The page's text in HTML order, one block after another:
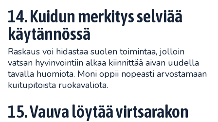
14. Kuidun merkitys selviää
käytännössä
Raskaus voi hidastaa suolen toimintaa, jolloin
vatsan hyvinvointiin alkaa kiinnittää aivan uudella
tavalla huomiota. Moni oppii nopeasti arvostamaan
kuitupitoista ruokavaliota.
15. Vauva löytää virtsarakon